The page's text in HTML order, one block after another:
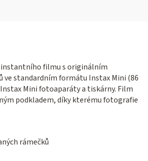
instantního filmu s originálním
ve standardním formátu Instax Mini (86
Mini fotoaparáty a tiskárny. Film
podkladem, díky kterému fotografie
rámečků